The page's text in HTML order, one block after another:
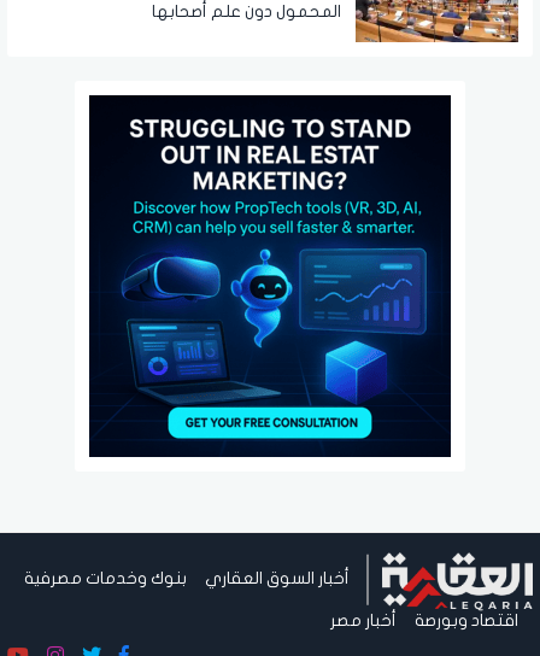
المحمول دون علم أصحابها
أخبار السوق العقاري بنوك وخدمات مصرفية
اقتصاد وبورصة أخبار مصر